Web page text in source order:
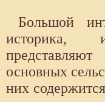
Большой
историка,
основных
них